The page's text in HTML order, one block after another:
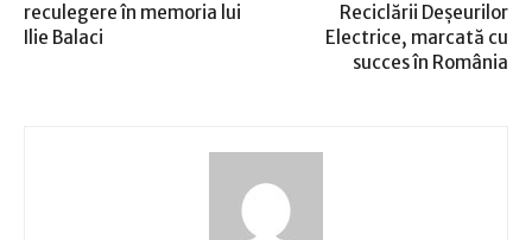
reculegere în memoria lui
Ilie Balaci
Reciclării Deșeurilor
Electrice, marcată cu
succes în România